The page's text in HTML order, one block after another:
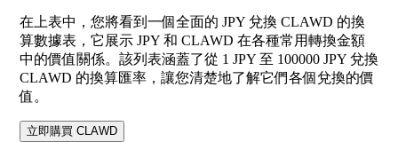
在上表中，您將看到一個全面的 JPY 兌換 CLAWD 的換
算數據表，它展示 JPY 和 CLAWD 在各種常用轉換金額
中的價值關係。該列表涵蓋了從 1 JPY 至 100000 JPY 兌換
CLAWD 的換算匯率，讓您清楚地了解它們各個兌換的價
值。
立即購買 CLAWD